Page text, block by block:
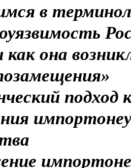
в
как она
подход